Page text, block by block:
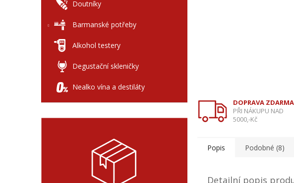
Doutníky
Barmanské potřeby
Alkohol testery
Degustační skleničky
Nealko vína a destiláty
DOPRAVA ZDARMA
PŘI NÁKUPU NAD
5000,-Kč
Popis Podobné (8)
Detailní popis